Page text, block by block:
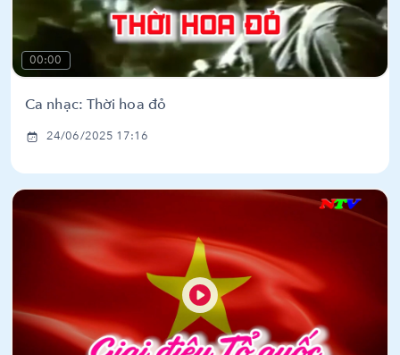
00:00
Ca nhạc: Thời hoa đỏ
24/06/2025 17:16